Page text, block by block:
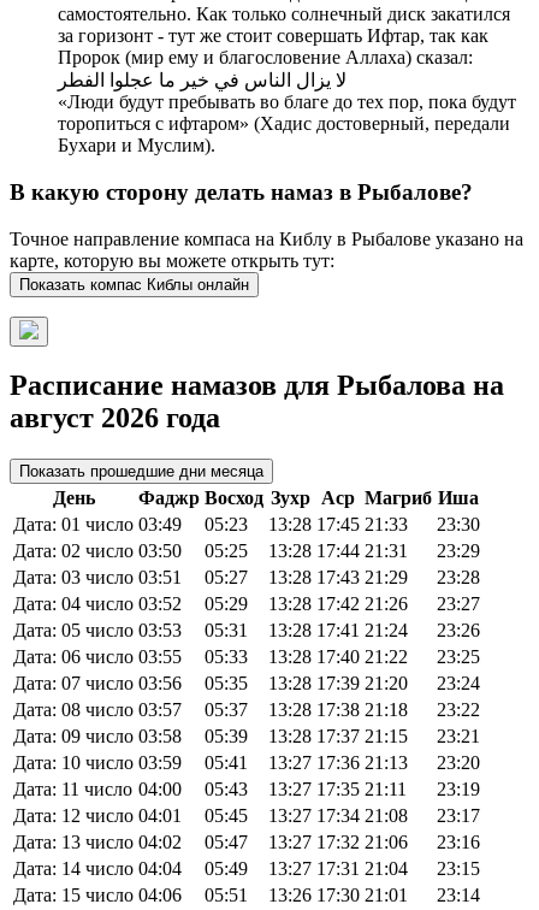
самостоятельно. Как только солнечный диск закатился
за горизонт - тут же стоит совершать Ифтар, так как
Пророк (мир ему и благословение Аллаха) сказал:
لا يزال الناس في خير ما عجلوا الفطر
«Люди будут пребывать во благе до тех пор, пока будут
торопиться с ифтаром» (Хадис достоверный, передали
Бухари и Муслим).
В какую сторону делать намаз в Рыбалове?
Точное направление компаса на Киблу в Рыбалове указано на
карте, которую вы можете открыть тут:
Показать компас Киблы онлайн
Расписание намазов для Рыбалова на
август 2026 года
Показать прошедшие дни месяца
День Фаджр Восход Зухр Аср Магриб Иша
Дата: 01 число 03:49 05:23 13:28 17:45 21:33
23:30
Дата: 02 число 03:50 05:25 13:28 17:44 21:31
23:29
Дата: 03 число 03:51 05:27 13:28 17:43 21:29
23:28
Дата: 04 число 03:52 05:29 13:28 17:42 21:26
23:27
Дата: 05 число 03:53 05:31 13:28 17:41 21:24
23:26
Дата: 06 число 03:55 05:33 13:28 17:40 21:22
23:25
Дата: 07 число 03:56 05:35 13:28 17:39 21:20
23:24
Дата: 08 число 03:57 05:37 13:28 17:38 21:18
23:22
Дата: 09 число 03:58 05:39 13:28 17:37 21:15
23:21
Дата: 10 число 03:59 05:41 13:27 17:36 21:13
23:20
Дата: 11 число 04:00 05:43 13:27 17:35 21:11
23:19
Дата: 12 число 04:01 05:45 13:27 17:34 21:08
23:17
Дата: 13 число 04:02 05:47 13:27 17:32 21:06
23:16
Дата: 14 число 04:04 05:49 13:27 17:31 21:04
23:15
Дата: 15 число 04:06 05:51 13:26 17:30 21:01
23:14